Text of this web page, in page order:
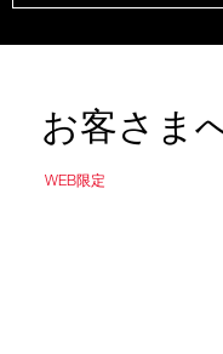
お客さま
WEB限定